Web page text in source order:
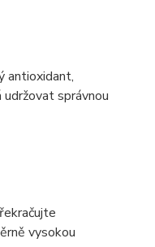
antioxidant,
udržovat správnou
vysokou